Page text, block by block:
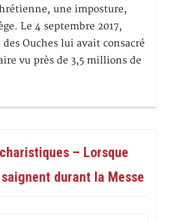
une imposture,
Le 4 septembre 2017,
Ouches lui avait consacré
vu près de 3,5 millions de
– Lorsque
durant la Messe